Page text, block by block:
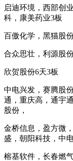
启迪环境，西部创
科，康美药业3板
百傲化学，黑猫股
合众思壮，利源股
欣贺股份6天3板
中电兴发，赛腾股
通，重庆高，通宇
股份，
金桥信息，盈方微
盛，朝阳科技，中
榕基软件，长春燃